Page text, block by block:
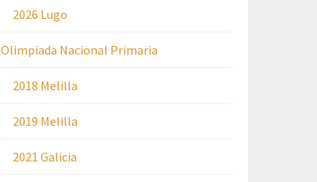
2026 Lugo
Olimpiada Nacional Primaria
2018 Melilla
2019 Melilla
2021 Galicia